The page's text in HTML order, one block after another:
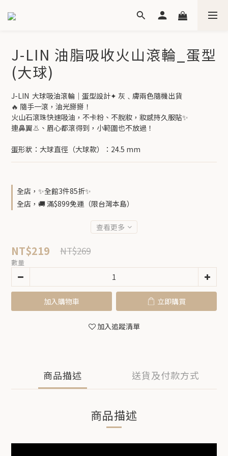
J-LIN 油脂吸收火山滾輪_蛋型
(大球)
J-LIN  大球吸油滾輪｜蛋型設計✦ 灰﹑膚兩色隨機出貨
🔥 隨手一滾，油光掰掰！
火山石滾珠快速吸油，不卡粉、不脫妝，妝感持久服貼✨
連鼻翼👃、眉心都滾得到，小範圍也不放過！
蛋形狀：大球直徑（大球款）：24.5 mm
全店，✨全館3件85折✨
全店，🚚 滿$899免運（限台灣本島）
查看更多
NT$219 NT$269
數量
加入購物車 立即購買
加入追蹤清單
商品描述 送貨及付款方式
商品描述